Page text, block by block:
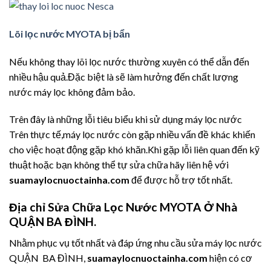
Lõi lọc nước MYOTA bị bẩn
Nếu không thay lõi lọc nước thường xuyên có thể dẫn đến
nhiều hậu quả.Đặc biệt là sẽ làm hưởng đến chất lượng
nước máy lọc không đảm bảo.
Trên đây là những lỗi tiêu biểu khi sử dụng máy lọc nước
Trên thực tế,máy lọc nước còn gặp nhiều vấn đề khác khiến
cho việc hoạt động gặp khó khăn.Khi gặp lỗi liên quan đến kỹ
thuật hoặc bạn không thể tự sửa chữa hãy liên hệ với
suamaylocnuoctainha.com để được hỗ trợ tốt nhất.
Địa chỉ Sửa Chữa Lọc Nước MYOTA Ở Nhà
QUẬN BA ĐÌNH.
Nhằm phục vụ tốt nhất và đáp ứng nhu cầu sửa máy lọc nước
QUẬN BA ĐÌNH, suamaylocnuoctainha.com hiện có cơ